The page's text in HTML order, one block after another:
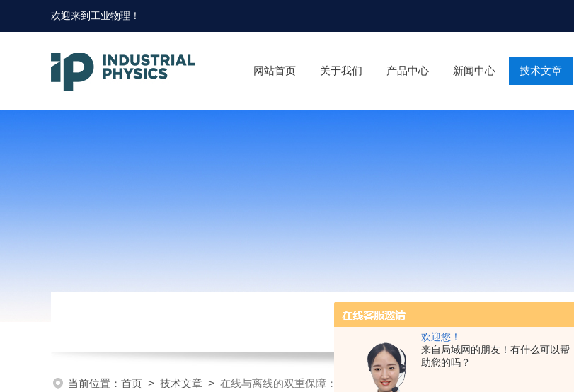
欢迎您！
来自局域网的朋友！有什么可以帮
助您的吗？
欢迎来到 工业物理 ！
网站首页 关于我们 产品中心 新闻中心 技术文章
当前位置： 首页 > 技术文章 > 在线与离线的双重保障：SpecMetrix如何重塑卷材涂层与膜重检测